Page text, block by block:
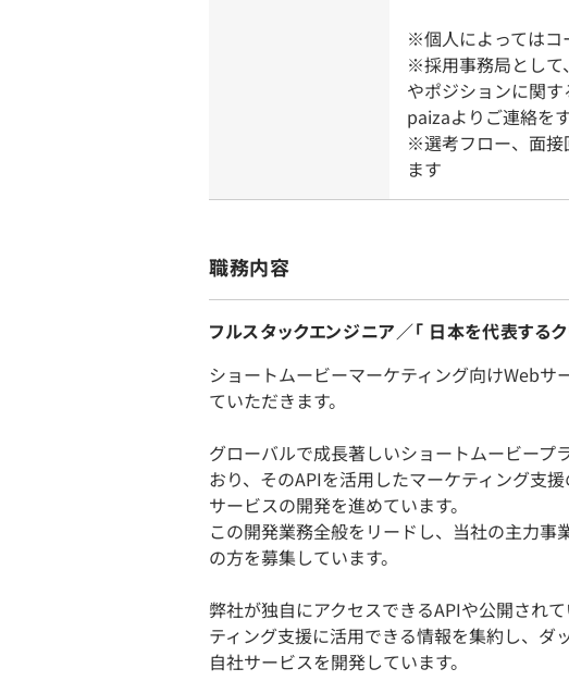
※個人によってはコ
※採用事務局として
やポジションに関す
paizaよりご連絡を
※選考フロー、面接
ます
職務内容
フルスタックエンジニア／「 日本を代表する
ショートムービーマーケティング向けWeb
ていただきます。
グローバルで成長著しいショートムービープ
おり、そのAPIを活用したマーケティング支
サービスの開発を進めています。
この開発業務全般をリードし、当社の主力
の方を募集しています。
弊社が独自にアクセスできるAPIや公開され
ティング支援に活用できる情報を集約し、ダ
自社サービスを開発しています。